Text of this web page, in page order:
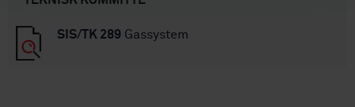
SIS/TK 289 Gassystem